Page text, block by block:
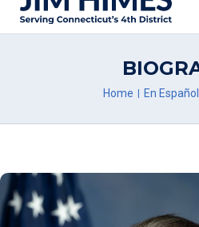
Home En Español